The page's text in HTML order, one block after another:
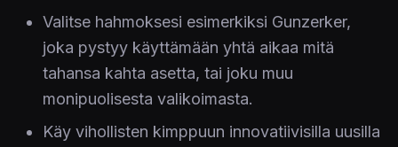
Valitse hahmoksesi esimerkiksi Gunzerker,
joka pystyy käyttämään yhtä aikaa mitä
tahansa kahta asetta, tai joku muu
monipuolisesta valikoimasta.
Käy vihollisten kimppuun innovatiivisilla uusilla